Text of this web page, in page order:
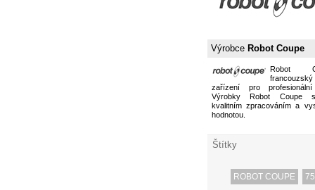
Výrobce Robot Coupe
Robot
zařízení pro profesionální
Výrobky Robot Coupe
kvalitním zpracováním a
hodnotou.
Štítky
ROBOT COUPE